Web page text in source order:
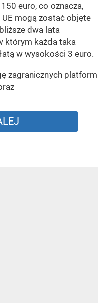
euro, co oznacza,
mogą zostać objęte
dwa lata
którym każda taka
w wysokości 3 euro.
zagranicznych platform